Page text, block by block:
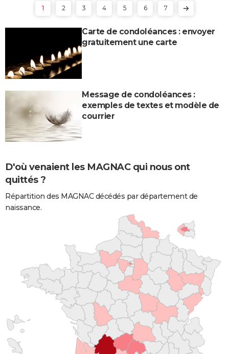
1 2 3 4 5 6 7
Carte de condoléances : envoyer
gratuitement une carte
Message de condoléances :
exemples de textes et modèle de
courrier
D'où venaient les MAGNAC qui nous ont
quittés ?
Répartition des MAGNAC décédés par département de
naissance.